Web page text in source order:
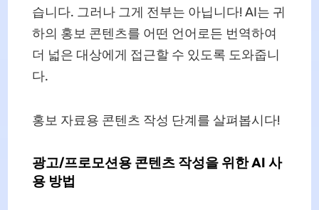
습니다. 그러나 그게 전부는 아닙니다! AI는 귀
하의 홍보 콘텐츠를 어떤 언어로든 번역하여
더 넓은 대상에게 접근할 수 있도록 도와줍니
다.
홍보 자료용 콘텐츠 작성 단계를 살펴봅시다!
광고/프로모션용 콘텐츠 작성을 위한 AI 사
용 방법